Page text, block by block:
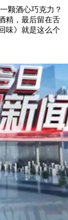
颗酒心巧克力？
精，最后留在舌
味》就是这么个